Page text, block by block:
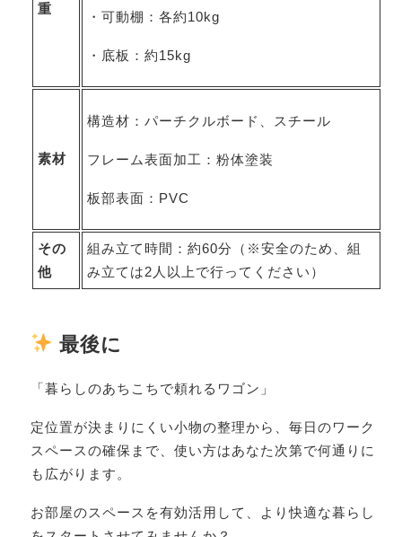
重
・可動棚：各約10kg
・底板：約15kg
素材
構造材：パーチクルボード、スチール
フレーム表面加工：粉体塗装
板部表面：PVC
その
他
組み立て時間：約60分（※安全のため、組
み立ては2人以上で行ってください）
最後に
「暮らしのあちこちで頼れるワゴン」
定位置が決まりにくい小物の整理から、毎日のワーク
スペースの確保まで、使い方はあなた次第で何通りに
も広がります。
お部屋のスペースを有効活用して、より快適な暮らし